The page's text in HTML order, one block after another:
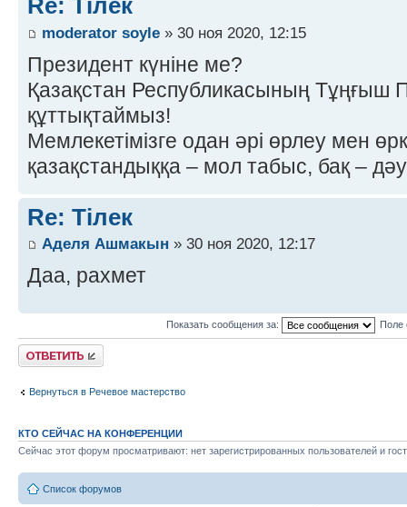
Re: Тілек
moderator soyle » 30 ноя 2020, 12:15
Президент күніне ме?
Қазақстан Республикасының Тұңғыш
құттықтаймыз!
Мемлекетімізге одан әрі өрлеу мен
қазақстандыққа – мол табыс, бақ –
Re: Тілек
Аделя Ашмакын » 30 ноя 2020, 12:17
Даа, рахмет
Показать сообщения за: Поле
Ответить
Вернуться в Речевое мастерство
КТО СЕЙЧАС НА КОНФЕРЕНЦИИ
Сейчас этот форум просматривают: нет зарегистрированных пользователей и
Список форумов